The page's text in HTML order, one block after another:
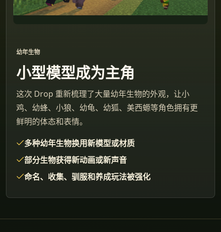
幼年生物
小型模型成为主角
这次 Drop 重新梳理了大量幼年生物的外观，让小
鸡、幼蜂、小狼、幼龟、幼狐、美西螈等角色拥有更
鲜明的体态和表情。
多种幼年生物换用新模型或材质
部分生物获得新动画或新声音
命名、收集、驯服和养成玩法被强化